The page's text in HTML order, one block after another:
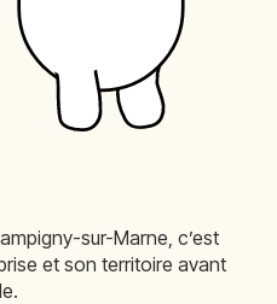
sur-Marne, c’est
et son territoire avant